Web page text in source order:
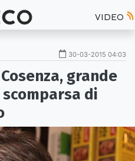
VIDEO
30-03-2015 04:03
grande
di